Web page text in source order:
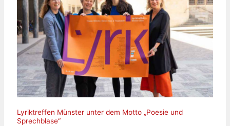
Lyriktreffen Münster unter dem Motto „Poesie und
Sprechblase“